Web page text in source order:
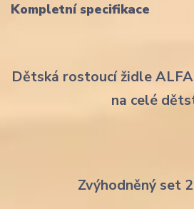
Kompletní specifikace
Dětská rostoucí židle
na celé
Zvýhodněný set